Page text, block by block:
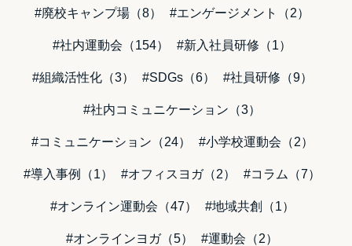
#廃校キャンプ場（8） #エンゲージメント（2）
#社内運動会（154） #新入社員研修（1）
#組織活性化（3） #SDGs（6） #社員研修（9）
#社内コミュニケーション（3）
#コミュニケーション（24） #小学校運動会（2）
#導入事例（1） #オフィスヨガ（2） #コラム（7）
#オンライン運動会（47） #地域共創（1）
#オンラインヨガ（5） #運動会（2）